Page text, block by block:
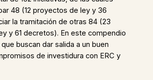
48 (12 proyectos de ley y 36
la tramitación de otras 84 (23
y 61 decretos). En este compendio
buscan dar salida a un buen
de investidura con ERC y